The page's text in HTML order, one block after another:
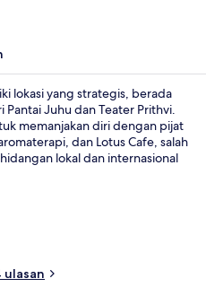
lokasi yang strategis, berada
Pantai Juhu dan Teater Prithvi.
memanjakan diri dengan pijat
dan Lotus Cafe, salah
lokal dan internasional
meliputi 2 kolam renang
klub kesehatan 24 jam. Para